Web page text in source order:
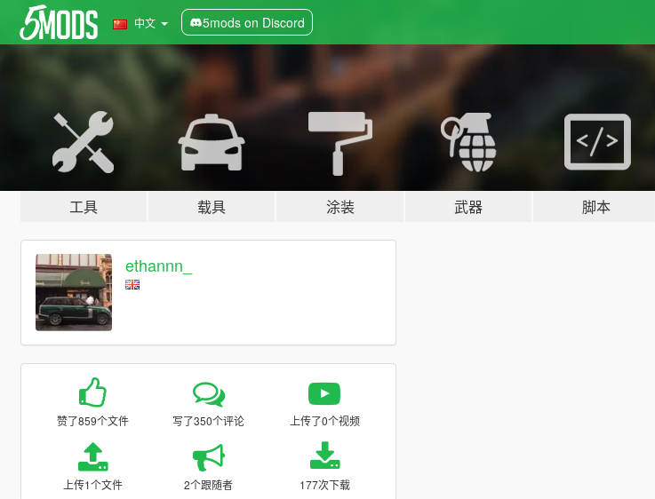
中文 5mods on Discord
工具 载具 涂装 武器 脚本
ethannn_
赞了859个文件 写了350个评论 上传了0个视频
上传1个文件 2个跟随者 177次下载